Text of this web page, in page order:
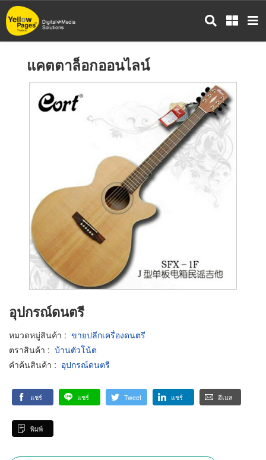
ข้าม
ไป
แคตตาล็อกออนไลน์
อุปกรณ์ดนตรี
หมวดหมู่สินค้า : ขายปลีกเครื่องดนตรี
ตราสินค้า : บ้านตัวโน้ต
คำค้นสินค้า : อุปกรณ์ดนตรี
แชร์ แชร์ Tweet แชร์ อีเมล
พิมพ์